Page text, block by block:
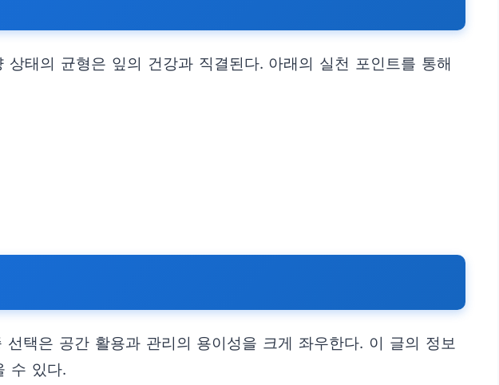
태의 균형은 잎의 건강과 직결된다. 아래의 실천 포인트를 통해
택은 공간 활용과 관리의 용이성을 크게 좌우한다. 이 글의 정보
수 있다.